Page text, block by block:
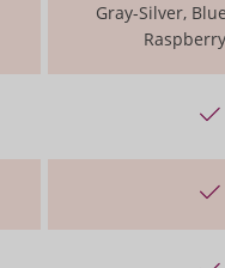
Gray-Silver,